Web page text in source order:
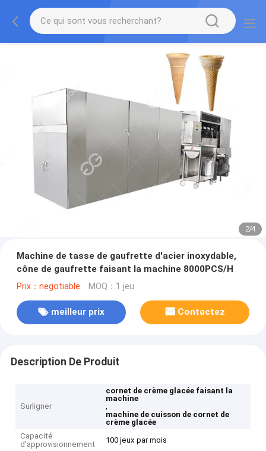
2/4
Machine de tasse de gaufrette d'acier inoxydable,
cône de gaufrette faisant la machine 8000PCS/H
Prix：negotiable MOQ：1 jeu
meilleur prix Contactez
Description De Produit
Surligner
cornet de crème glacée faisant la
machine
,
machine de cuisson de cornet de
crème glacée
Capacité
d'approvisionnement
100 jeux par mois